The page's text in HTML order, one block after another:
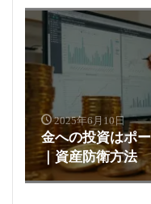
2025年6月10日
金への投資はポ
｜資産防衛方法